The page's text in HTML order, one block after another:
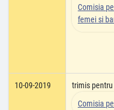
Comisia
femei si
10-09-2019
trimis
Comisia